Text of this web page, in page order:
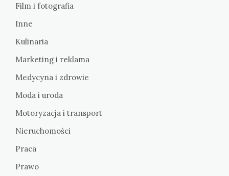
Film i fotografia
Inne
Kulinaria
Marketing i reklama
Medycyna i zdrowie
Moda i uroda
Motoryzacja i transport
Nieruchomości
Praca
Prawo